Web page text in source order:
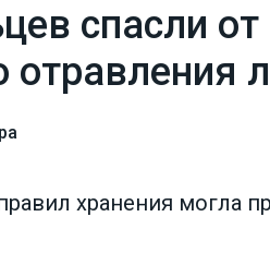
спасли
отравления
хранения могла